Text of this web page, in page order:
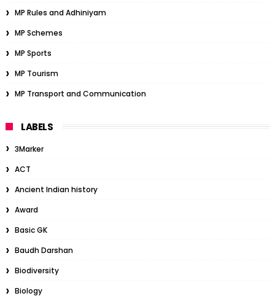
MP Rules and Adhiniyam
MP Schemes
MP Sports
MP Tourism
MP Transport and Communication
LABELS
3Marker
ACT
Ancient Indian history
Award
Basic GK
Baudh Darshan
Biodiversity
Biology